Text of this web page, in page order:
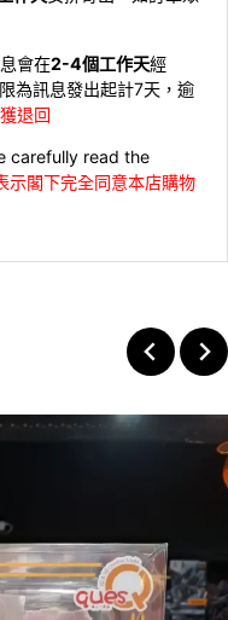
會在2-4個工作天經
為訊息發出起計7天，逾
退回
carefully read the
示閣下完全同意本店購物